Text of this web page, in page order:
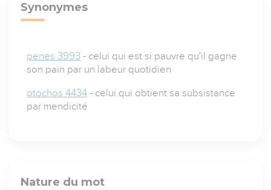
Synonymes
penes 3993 - celui qui est si pauvre qu'il gagne
son pain par un labeur quotidien
ptochos 4434 - celui qui obtient sa subsistance
par mendicité
Nature du mot